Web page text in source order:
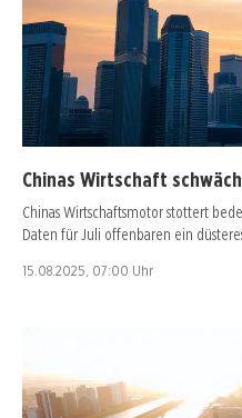
Chinas Wirtschaft
Chinas Wirtschaftsmotor stottert
Daten für Juli offenbaren ein
15.08.2025, 07:00 Uhr